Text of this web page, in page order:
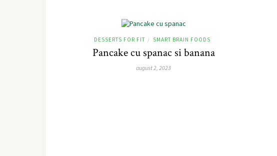
DESSERTS FOR FIT / SMART BRAIN FOODS
Pancake cu spanac si banana
august 2, 2023